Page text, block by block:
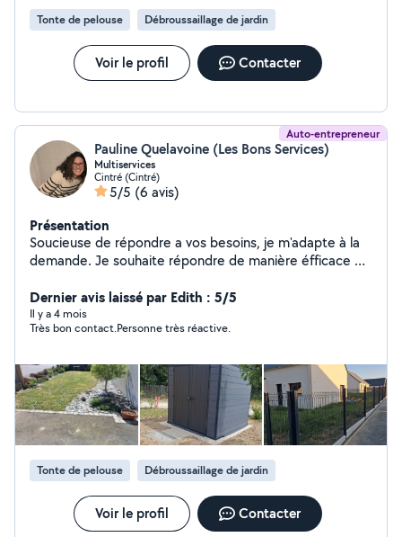
Tonte de pelouse Débroussaillage de jardin
Voir le profil Contacter
Auto-entrepreneur
Pauline Quelavoine (Les Bons Services)
Multiservices
Cintré (Cintré)
5/5 (6 avis)
Présentation
Soucieuse de répondre a vos besoins, je m'adapte à la
demande. Je souhaite répondre de manière éfficace et
proposer de nombreux services de bricolages,
d'entretien interieur et exterieur, petit jardinage-
debroussaillage à definir.
Dernier avis laissé par Edith : 5/5
Il y a 4 mois
Très bon contact.Personne très réactive.
Tonte de pelouse Débroussaillage de jardin
Voir le profil Contacter